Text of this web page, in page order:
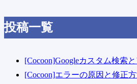
投稿一覧
[Cocoon]Googleカスタム検索
[Cocoon]エラーの原因と修正方